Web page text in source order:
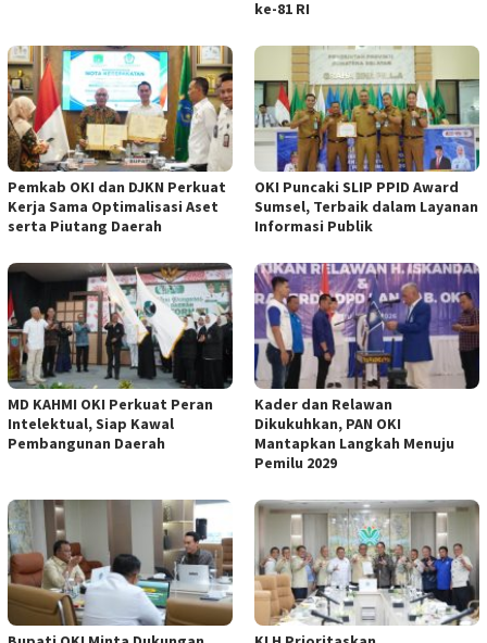
ke-81 RI
Pemkab OKI dan DJKN Perkuat
Kerja Sama Optimalisasi Aset
serta Piutang Daerah
OKI Puncaki SLIP PPID Award
Sumsel, Terbaik dalam Layanan
Informasi Publik
MD KAHMI OKI Perkuat Peran
Intelektual, Siap Kawal
Pembangunan Daerah
Kader dan Relawan
Dikukuhkan, PAN OKI
Mantapkan Langkah Menuju
Pemilu 2029